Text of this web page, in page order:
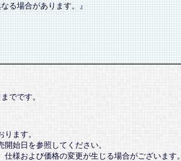
る場合があります。』
でです。
ます。
始日を参照してください。
様および価格の変更が生じる場合がございます。